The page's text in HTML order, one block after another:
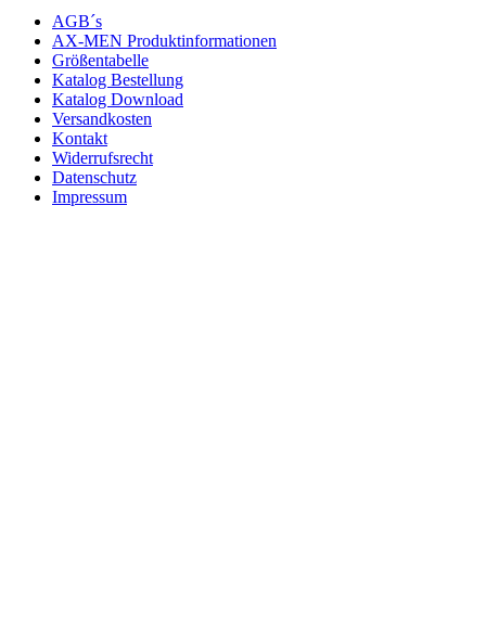
AGB´s
AX-MEN Produktinformationen
Größentabelle
Katalog Bestellung
Katalog Download
Versandkosten
Kontakt
Widerrufsrecht
Datenschutz
Impressum